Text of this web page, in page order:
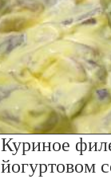
Куриное
йогуртовом